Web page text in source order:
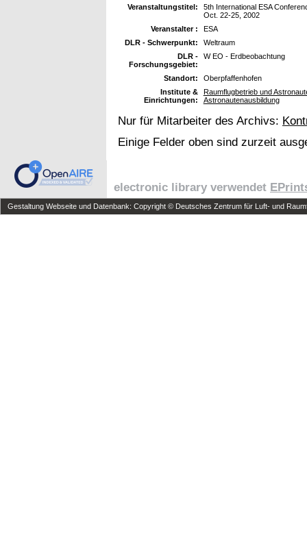
Veranstaltungstitel:
5th International ESA
Oct. 22-25, 2002
Veranstalter :
ESA
DLR - Schwerpunkt:
Weltraum
DLR -
Forschungsgebiet:
W EO - Erdbeobachtung
Standort:
Oberpfaffenhofen
Institute &
Einrichtungen:
Raumflugbetrieb und
Astronautenausbildung
Nur für Mitarbeiter des Archivs:
Einige Felder oben sind zurzeit
electronic library verwendet
Gestaltung Webseite und Datenbank: Copyright © Deutsches Zentrum für Luft- und